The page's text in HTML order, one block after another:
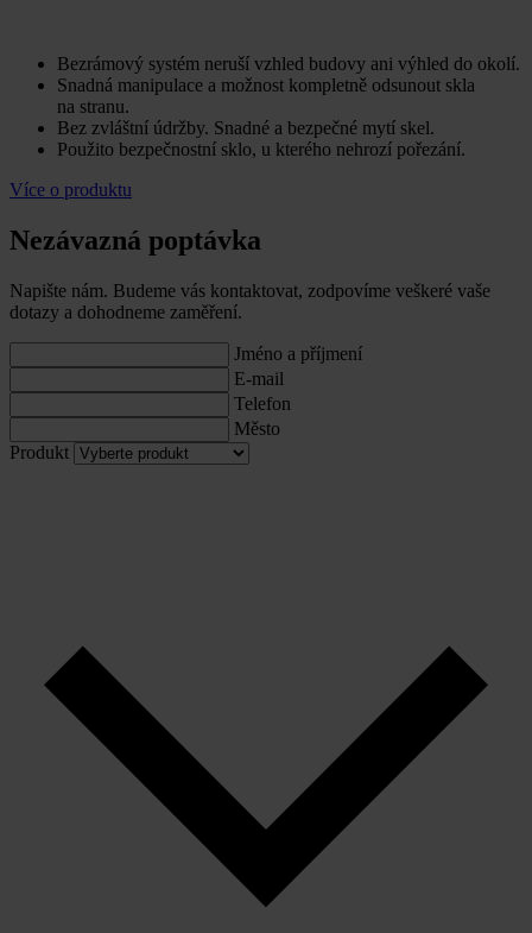
Bezrámový systém neruší vzhled budovy ani výhled do okolí.
Snadná manipulace a možnost kompletně odsunout skla
na stranu.
Bez zvláštní údržby. Snadné a bezpečné mytí skel.
Použito bezpečnostní sklo, u kterého nehrozí pořezání.
Více o produktu
Nezávazná poptávka
Napište nám. Budeme vás kontaktovat, zodpovíme veškeré vaše
dotazy a dohodneme zaměření.
Jméno a příjmení
E-mail
Telefon
Město
Produkt